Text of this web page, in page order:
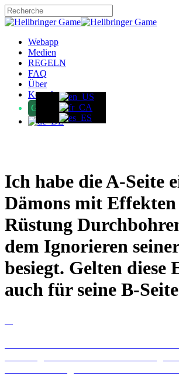
Skip
to
content
Close
Menu
Webapp
Medien
REGELN
FAQ
Über
Kontakt
GameFound
Ich habe die A-Seite
Dämons mit
Rüstung
dem Ignorieren
besiegt. Gelten diese
auch für seine B-